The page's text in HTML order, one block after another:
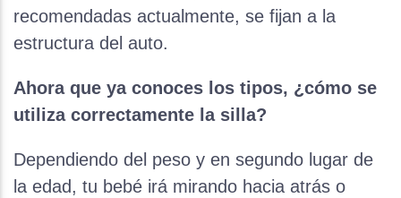
recomendadas actualmente, se fijan a la
estructura del auto.
Ahora que ya conoces los tipos, ¿cómo se
utiliza correctamente la silla?
Dependiendo del peso y en segundo lugar de
la edad, tu bebé irá mirando hacia atrás o